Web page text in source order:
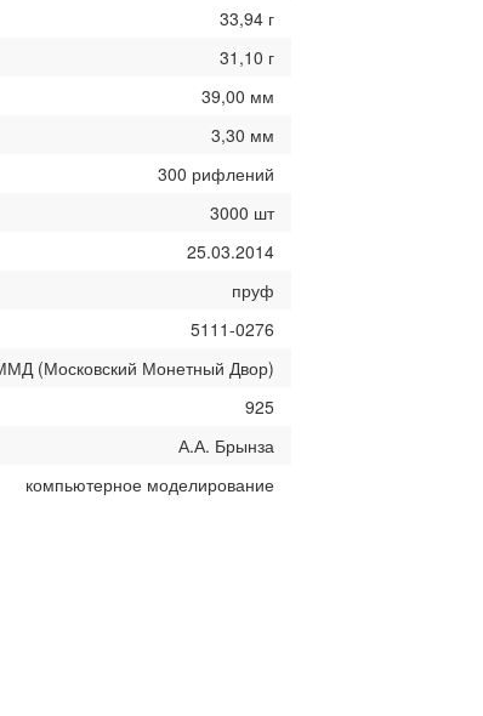
33,94 г
31,10 г
39,00 мм
3,30 мм
300 рифлений
3000 шт
25.03.2014
пруф
5111-0276
(Московский Монетный Двор)
925
А.А. Брынза
компьютерное моделирование